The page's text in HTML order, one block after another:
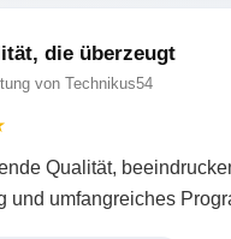
die überzeugt
von Technikus54
Qualität,
und umfangreiches